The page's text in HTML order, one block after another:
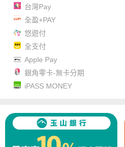
台灣Pay
全盈+PAY
悠遊付
全支付
Apple Pay
銀角零卡-無卡分期
iPASS MONEY